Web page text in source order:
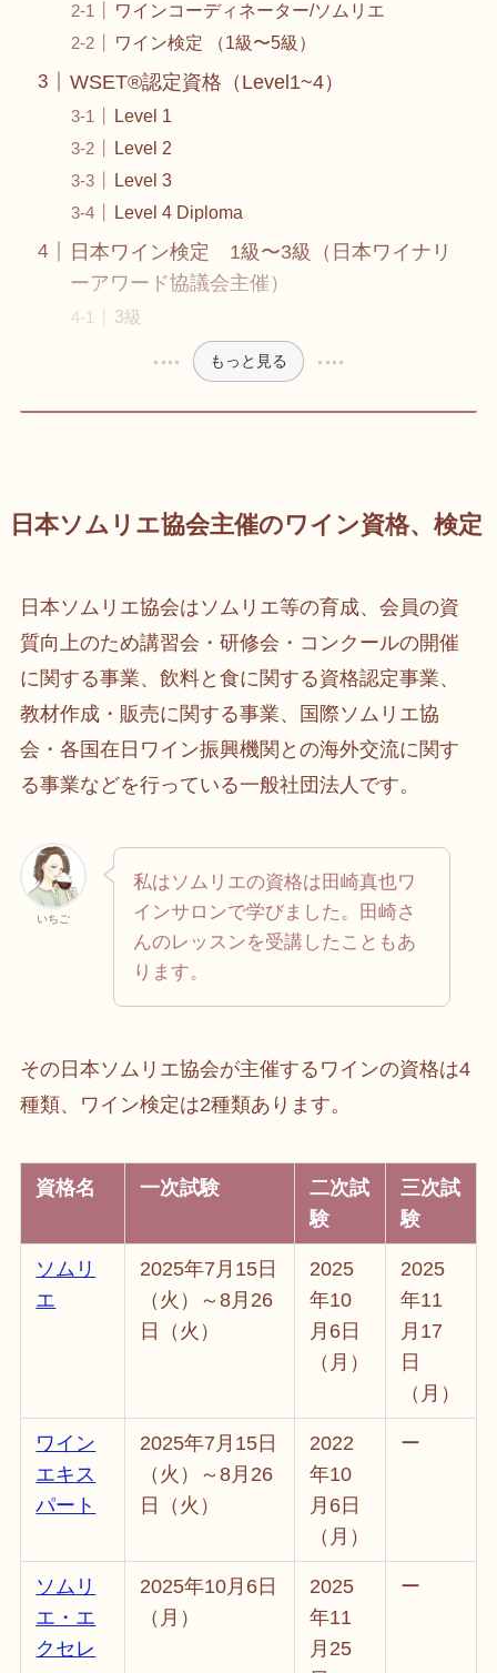
ワインコーディネーター/ソムリエ
ワイン検定 （1級〜5級）
WSET®️認定資格（Level1~4）
Level 1
Level 2
Level 3
Level 4 Diploma
日本ワイン検定 1級〜3級（日本ワイナリ
ーアワード協議会主催）
3級
もっと見る
日本ソムリエ協会主催のワイン資格、検定
日本ソムリエ協会はソムリエ等の育成、会員の資
質向上のため講習会・研修会・コンクールの開催
に関する事業、飲料と食に関する資格認定事業、
教材作成・販売に関する事業、国際ソムリエ協
会・各国在日ワイン振興機関との海外交流に関す
る事業などを行っている一般社団法人です。
いちご
私はソムリエの資格は田崎真也ワ
インサロンで学びました。田崎さ
んのレッスンを受講したこともあ
ります。
その日本ソムリエ協会が主催するワインの資格は4
種類、ワイン検定は2種類あります。
資格名 一次試験
二次試
験
三次試
験
ソムリ
エ
2025年7月15日
（火）～8月26
日（火）
2025
年10
月6日
（月）
2025
年11
月17
日
（月）
ワイン
エキス
パート
2025年7月15日
（火）～8月26
日（火）
2022
年10
月6日
（月）
ー
ソムリ
エ・エ
クセレ
2025年10月6日
（月）
2025
年11
月25
ー